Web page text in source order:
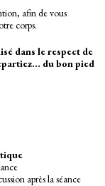
afin de vous
corps.
dans le respect de
du bon pied
après la séance